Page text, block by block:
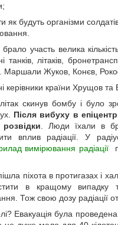
як будуть організми
участь велика
танків, літаків,
Маршали Жуков, Конєв,
керівники країни Хрущов та
скинув бомбу і було
Після вибуху в
розвідки . Люди їхали в
вплив радіації. У
вимірювання радіації
піхота в протигазах і
в кращому випадку
Тож свою дозу радіації
Евакуація була